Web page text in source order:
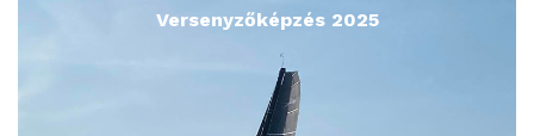
Versenyzőképzés 2025